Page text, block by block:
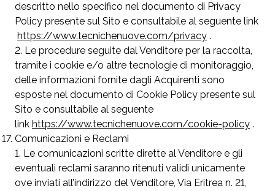
descritto nello specifico nel documento di Privacy
Policy presente sul Sito e consultabile al seguente link
https://www.tecnichenuove.com/privacy .
Le procedure seguite dal Venditore per la raccolta,
tramite i cookie e/o altre tecnologie di monitoraggio,
delle informazioni fornite dagli Acquirenti sono
esposte nel documento di Cookie Policy presente sul
Sito e consultabile al seguente
link https://www.tecnichenuove.com/cookie-policy .
Comunicazioni e Reclami
Le comunicazioni scritte dirette al Venditore e gli
eventuali reclami saranno ritenuti validi unicamente
ove inviati all’indirizzo del Venditore, Via Eritrea n. 21,